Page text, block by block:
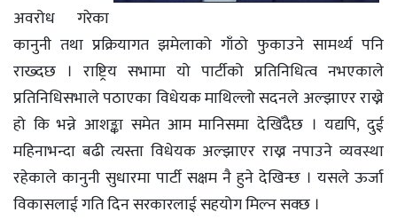
अवरोध गरेका
कानुनी तथा प्रक्रियागत झमेलाको गाँठो फुकाउने सामर्थ्य पनि
राख्दछ । राष्ट्रिय सभामा यो पार्टीको प्रतिनिधित्व नभएकाले
प्रतिनिधिसभाले पठाएका विधेयक माथिल्लो सदनले अल्झाएर राख्ने
हो कि भन्ने आशङ्का समेत आम मानिसमा देखिँदैछ । यद्यपि, दुई
महिनाभन्दा बढी त्यस्ता विधेयक अल्झाएर राख्न नपाउने व्यवस्था
रहेकाले कानुनी सुधारमा पार्टी सक्षम नै हुने देखिन्छ । यसले ऊर्जा
विकासलाई गति दिन सरकारलाई सहयोग मिल्न सक्छ ।